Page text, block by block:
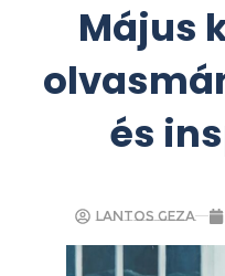
Május
és
Lantos Geza